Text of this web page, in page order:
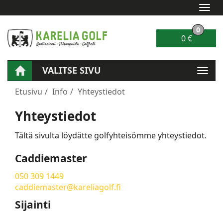
0 €
0
VALITSE SIVU
Etusivu Info Yhteystiedot
Yhteystiedot
Tältä sivulta löydätte golfyhteisömme yhteystiedot.
Caddiemaster
050 309 1449
caddiemaster@kareliagolf.fi
Sijainti